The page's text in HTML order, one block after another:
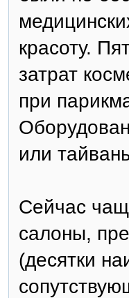
красоту.
затрат
при
или
Сейчас
салоны,
(десятки